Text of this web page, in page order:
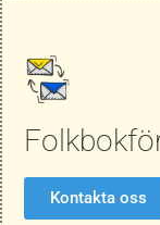
Kontakta oss